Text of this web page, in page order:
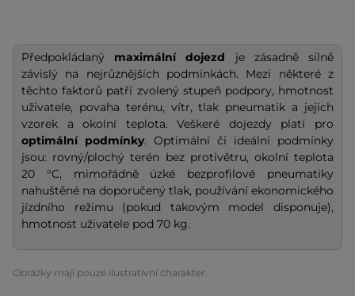
Předpokládaný maximální dojezd je zásadně silně
závislý na nejrůznějších podmínkách. Mezi některé z
těchto faktorů patří zvolený stupeň podpory, hmotnost
uživatele, povaha terénu, vítr, tlak pneumatik a jejich
vzorek a okolní teplota. Veškeré dojezdy platí pro
optimální podmínky. Optimální či ideální podmínky
jsou: rovný/plochý terén bez protivětru, okolní teplota
20 °C, mimořádně úzké bezprofilové pneumatiky
nahuštěné na doporučený tlak, používání ekonomického
jízdního režimu (pokud takovým model disponuje),
hmotnost uživatele pod 70 kg.
Obrázky mají pouze ilustrativní charakter.